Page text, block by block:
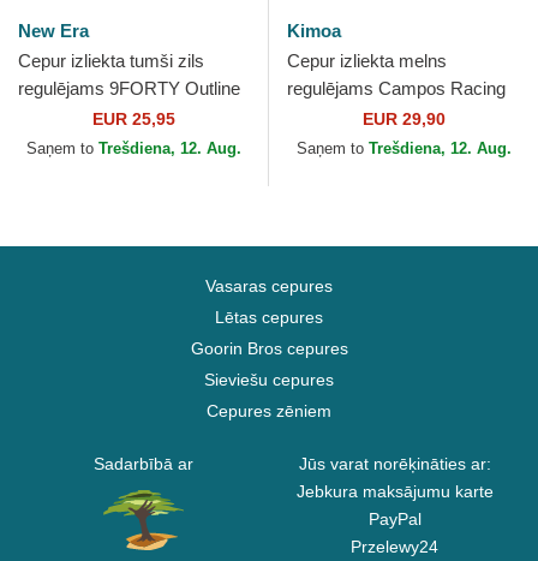
New Era
Cepur izliekta tumši zils
regulējams 9FORTY Outline
no New York Yankees MLB
no New Era
EUR 25,95
Saņem to Trešdiena, 12. Aug.
Kimoa
Cepur izliekta melns
regulējams Campos Racing
1998 no KimoaEUR 29,90
Saņem to Trešdiena, 12. Aug.
Vasaras cepures
Lētas cepures
Goorin Bros cepures
Sieviešu cepures
Cepures zēniem
Sadarbībā ar
Jūs varat norēķināties ar:
Jebkura maksājumu karte
PayPal
Przelewy24